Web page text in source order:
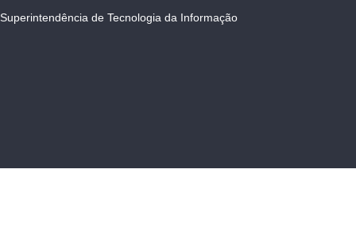
Superintendência de Tecnologia da Informação